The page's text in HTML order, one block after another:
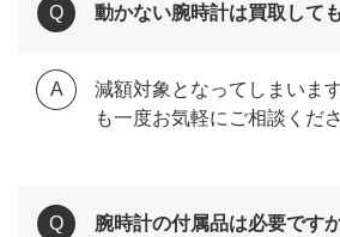
動かない腕時計は買取して
減額対象となってしまいま
も一度お気軽にご相談くだ
腕時計の付属品は必要です